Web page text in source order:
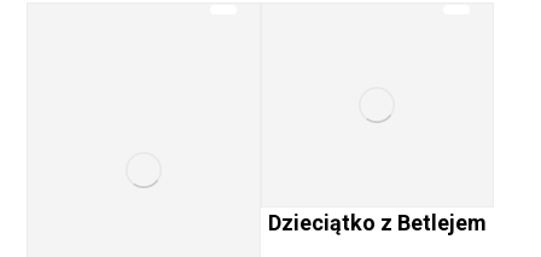
Dzieciątko z Betlejem